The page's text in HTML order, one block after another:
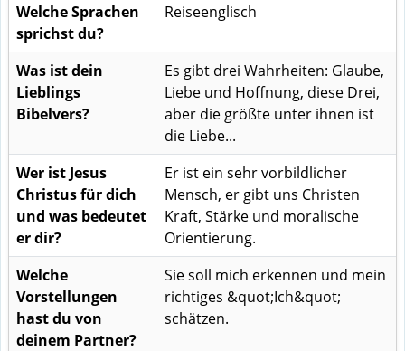
Welche Sprachen
sprichst du?
Reiseenglisch
Was ist dein
Lieblings
Bibelvers?
Es gibt drei Wahrheiten: Glaube,
Liebe und Hoffnung, diese Drei,
aber die größte unter ihnen ist
die Liebe...
Wer ist Jesus
Christus für dich
und was bedeutet
er dir?
Er ist ein sehr vorbildlicher
Mensch, er gibt uns Christen
Kraft, Stärke und moralische
Orientierung.
Welche
Vorstellungen
hast du von
deinem Partner?
Sie soll mich erkennen und mein
richtiges &quot;Ich&quot;
schätzen.